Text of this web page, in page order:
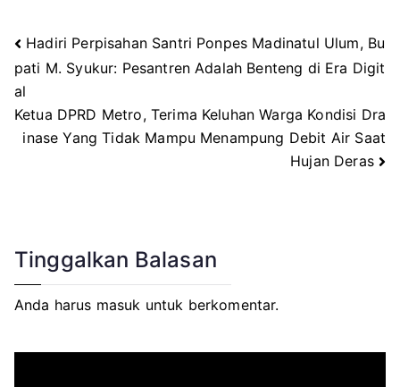
Navigasi
pos
Hadiri Perpisahan Santri Ponpes Madinatul Ulum, Bu
pati M. Syukur: Pesantren Adalah Benteng di Era Digit
al
Ketua DPRD Metro, Terima Keluhan Warga Kondisi Dra
inase Yang Tidak Mampu Menampung Debit Air Saat
Hujan Deras
Tinggalkan Balasan
Anda harus masuk untuk berkomentar.
P